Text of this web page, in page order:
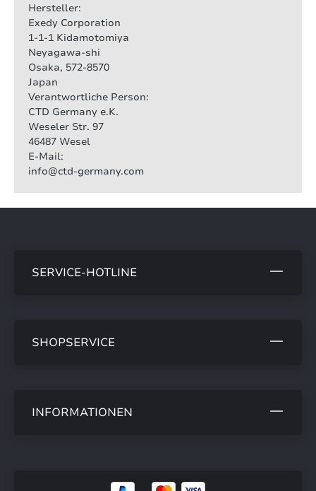
Hersteller:
Exedy Corporation
1-1-1 Kidamotomiya
Neyagawa-shi
Osaka, 572-8570
Japan
Verantwortliche Person:
CTD Germany e.K.
Weseler Str. 97
46487 Wesel
E-Mail:
info@ctd-germany.com
SERVICE-HOTLINE
SHOPSERVICE
INFORMATIONEN